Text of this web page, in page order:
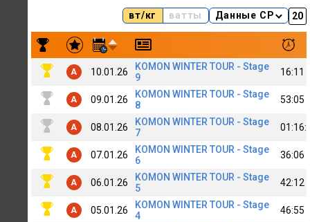
вт/кг ватты Данные CP
Результаты заездов Niki Kapkanov
A 10.01.26
KOMON WINTER TOUR - Stage
9
16:11
A 09.01.26
KOMON WINTER TOUR - Stage
8
53:05
A 08.01.26
KOMON WINTER TOUR - Stage
7
A 07.01.26
KOMON WINTER TOUR - Stage
6
36:06
A 06.01.26
KOMON WINTER TOUR - Stage
5
42:12
A 05.01.26
KOMON WINTER TOUR - Stage
4
46:55